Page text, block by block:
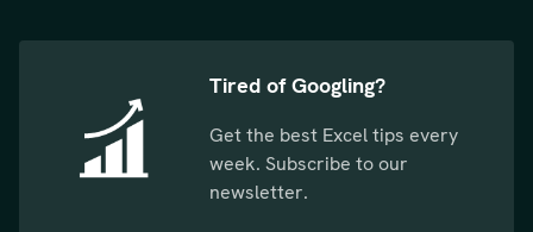
Tired of Googling?
Get the best Excel tips every
week. Subscribe to our
newsletter.